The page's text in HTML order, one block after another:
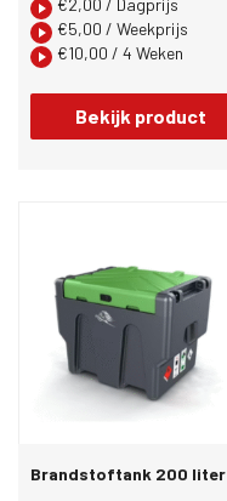
€5,00 / Weekprijs
€10,00 / 4 Weken
Bekijk product
Brandstoftank 200 liter